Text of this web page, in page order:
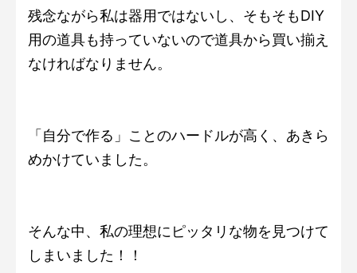
残念ながら私は器用ではないし、そもそもDIY
用の道具も持っていないので道具から買い揃え
なければなりません。
「自分で作る」ことのハードルが高く、あきら
めかけていました。
そんな中、私の理想にピッタリな物を見つけて
しまいました！！